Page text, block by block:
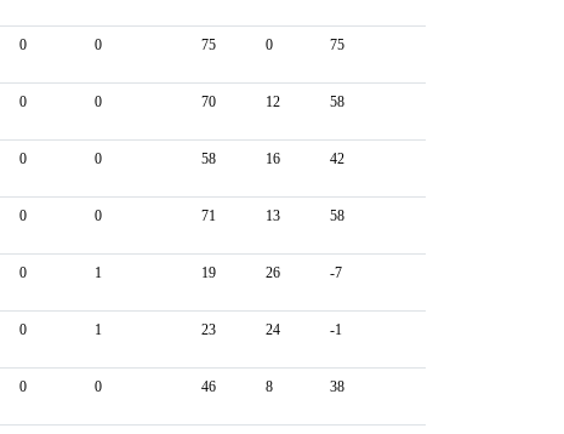
0 0 75 0 75
0 0 70 12 58
0 0 58 16 42
0 0 71 13 58
0 1 19 26 -7
0 1 23 24 -1
0 0 46 8 38